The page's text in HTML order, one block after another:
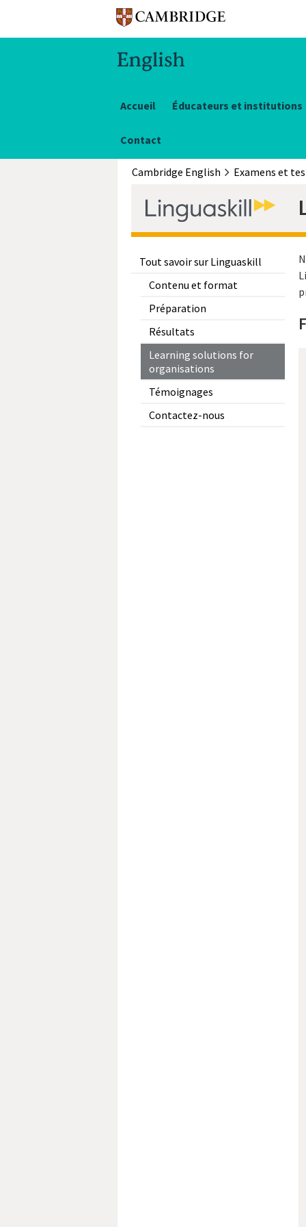
Accueil Éducateurs et institutions
Contact
Cambridge English Examens et
Tout savoir sur Linguaskill
Contenu et format
Préparation
Résultats
Learning solutions for
organisations
Témoignages
Contactez-nous